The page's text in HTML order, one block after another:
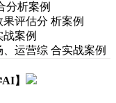
分析案例
评估分 析案例
案例
运营综 合实战案例
】